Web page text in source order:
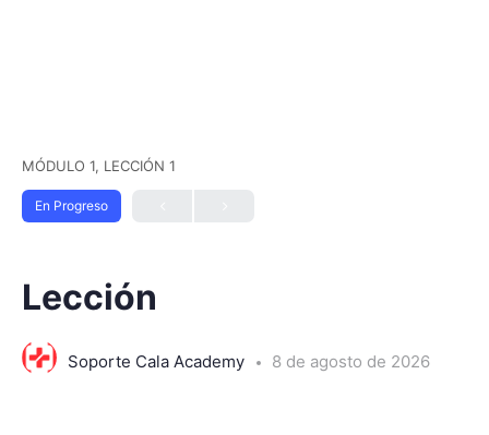
MÓDULO 1, LECCIÓN 1
En Progreso
Lección
Soporte Cala Academy 8 de agosto de 2026